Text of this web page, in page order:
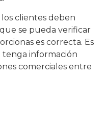
clientes deben
se pueda verificar
es correcta. Es
tenga información
comerciales entre